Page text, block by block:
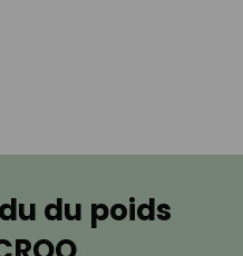
du poids